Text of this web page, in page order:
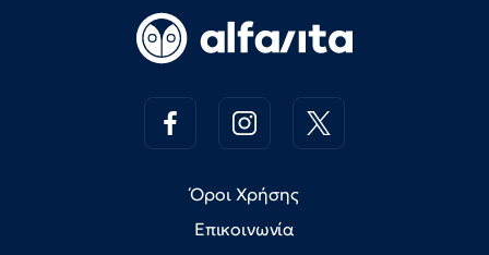
Όροι Χρήσης
Επικοινωνία